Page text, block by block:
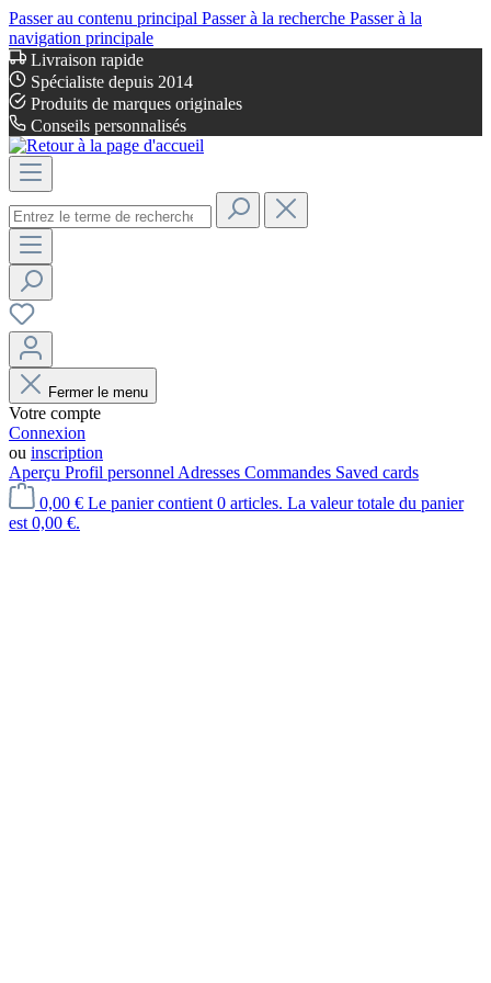
Passer au contenu principal Passer à la recherche Passer à la
navigation principale
Livraison rapide
Spécialiste depuis 2014
Produits de marques originales
Conseils personnalisés
Fermer le menu
Votre compte
Connexion
ou inscription
Aperçu Profil personnel Adresses Commandes Saved cards
0,00 € Le panier contient 0 articles. La valeur totale du panier
est 0,00 €.